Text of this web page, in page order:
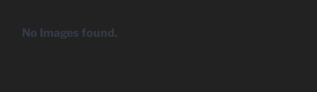
No Images found.